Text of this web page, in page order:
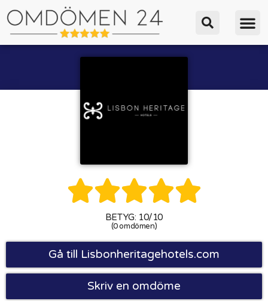

BETYG: 10/10
(0 omdömen)
Gå till Lisbonheritagehotels.com
Skriv en omdöme